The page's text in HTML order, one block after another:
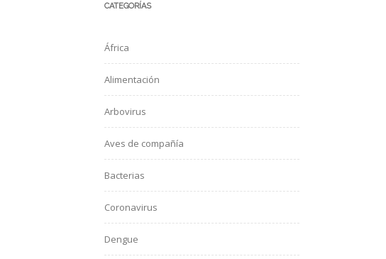
CATEGORÍAS
África
Alimentación
Arbovirus
Aves de compañía
Bacterias
Coronavirus
Dengue